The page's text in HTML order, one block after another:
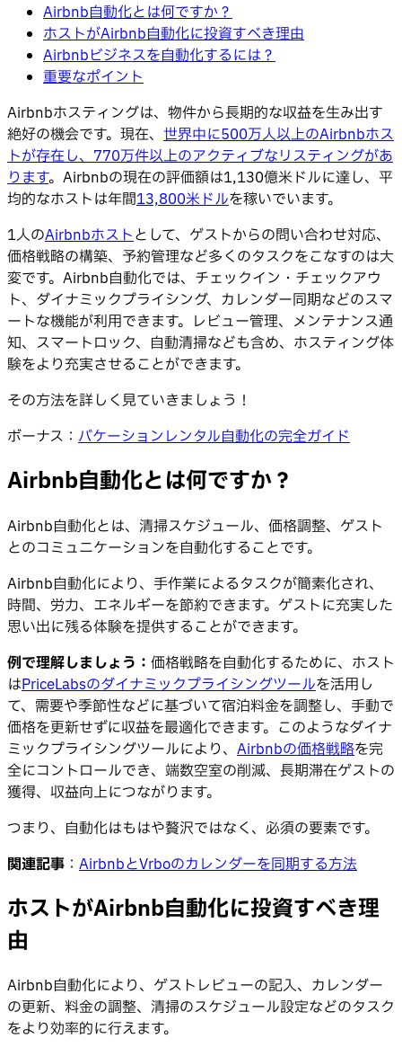
Airbnb自動化とは何ですか？
ホストがAirbnb自動化に投資すべき理由
Airbnbビジネスを自動化するには？
重要なポイント
Airbnbホスティングは、物件から長期的な収益を生み出す
絶好の機会です。現在、 世界中に500万人以上のAirbnbホス
トが存在し、770万件以上のアクティブなリスティングがあ
ります。Airbnbの現在の評価額は1,130億米ドルに達し、平
均的なホストは年間13,800米ドルを稼いでいます。
1人のAirbnbホストとして、ゲストからの問い合わせ対応、
価格戦略の構築、予約管理など多くのタスクをこなすのは大
変です。Airbnb自動化では、チェックイン・チェックアウ
ト、ダイナミックプライシング、カレンダー同期などのスマ
ートな機能が利用できます。レビュー管理、メンテナンス通
知、スマートロック、自動清掃なども含め、ホスティング体
験をより充実させることができます。
その方法を詳しく見ていきましょう！
ボーナス： バケーションレンタル自動化の完全ガイド
Airbnb自動化とは何ですか？
Airbnb自動化とは、清掃スケジュール、価格調整、ゲスト
とのコミュニケーションを自動化することです。
Airbnb自動化により、手作業によるタスクが簡素化され、
時間、労力、エネルギーを節約できます。ゲストに充実した
思い出に残る体験を提供することができます。
例で理解しましょう： 価格戦略を自動化するために、ホスト
はPriceLabsのダイナミックプライシングツールを活用し
て、需要や季節性などに基づいて宿泊料金を調整し、手動で
価格を更新せずに収益を最適化できます。このようなダイナ
ミックプライシングツールにより、 Airbnbの価格戦略を完
全にコントロールでき、端数空室の削減、長期滞在ゲストの
獲得、収益向上につながります。
つまり、自動化はもはや贅沢ではなく、必須の要素です。
関連記事 ： AirbnbとVrboのカレンダーを同期する方法
ホストがAirbnb自動化に投資すべき理
由
Airbnb自動化により、ゲストレビューの記入、カレンダー
の更新、料金の調整、清掃のスケジュール設定などのタスク
をより効率的に行えます。